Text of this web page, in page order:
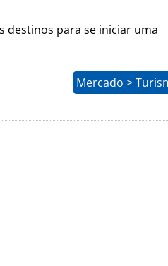
destinos para se iniciar uma
Mercado >